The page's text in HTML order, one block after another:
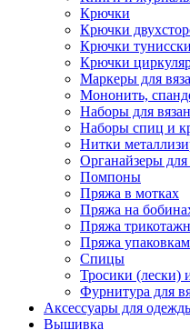
Крючки
Крючки
Крючки
Крючки
Маркеры для
Мононить,
Наборы для
Наборы спиц и
Нитки
Органайзеры
Помпоны
Пряжа в мотках
Пряжа на
Пряжа
Пряжа
Спицы
Тросики (лески)
Фурнитура для
Аксессуары для
Вышивка